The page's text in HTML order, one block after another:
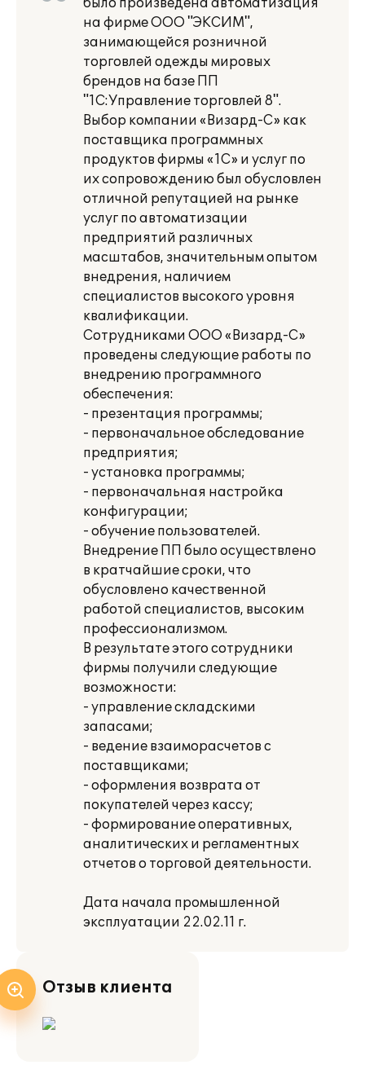
было произведена автоматизация
на фирме ООО "ЭКСИМ",
занимающейся розничной
торговлей одежды мировых
брендов на базе ПП
"1C:Управление торговлей 8".
Выбор компании «Визард-С» как
поставщика программных
продуктов фирмы «1С» и услуг по
их сопровождению был обусловлен
отличной репутацией на рынке
услуг по автоматизации
предприятий различных
масштабов, значительным опытом
внедрения, наличием
специалистов высокого уровня
квалификации.
Сотрудниками ООО «Визард-С»
проведены следующие работы по
внедрению программного
обеспечения:
- презентация программы;
- первоначальное обследование
предприятия;
- установка программы;
- первоначальная настройка
конфигурации;
- обучение пользователей.
Внедрение ПП было осуществлено
в кратчайшие сроки, что
обусловлено качественной
работой специалистов, высоким
профессионализмом.
В результате этого сотрудники
фирмы получили следующие
возможности:
- управление складскими
запасами;
- ведение взаиморасчетов с
поставщиками;
- оформления возврата от
покупателей через кассу;
- формирование оперативных,
аналитических и регламентных
отчетов о торговой деятельности.
Дата начала промышленной
эксплуатации 22.02.11 г.
Отзыв клиента